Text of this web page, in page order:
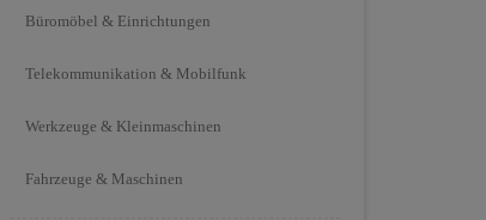
Büromöbel & Einrichtungen
Telekommunikation & Mobilfunk
Werkzeuge & Kleinmaschinen
Fahrzeuge & Maschinen